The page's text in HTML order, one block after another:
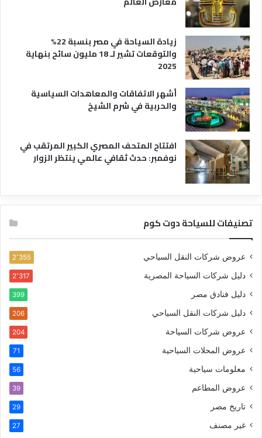
زيادة السياحة في مصر بنسبة 22%
والتوقعات تشير لـ 18 مليون سائح بنهاية
2025
أشهر الاتفاقات والمعاهدات السياسية
والحربية في شرم الشيخ
افتتاح المتحف المصري الكبير المرتقب في
نوفمبر: حدث ثقافي عالمي ينتظر الزوار
تصنيفات للسياحة دوت كوم
عروض شركات النقل السياحي 2٬355
دليل شركات السياحة المصرية 2٬317
دليل فنادق مصر 399
دليل شركات النقل السياحي 206
عروض شركات السياحة 204
عروض المحلات السياحية 71
معلومات سياحية 56
عروض المطاعم 39
تاريخ مصر 29
غير مصنف 27